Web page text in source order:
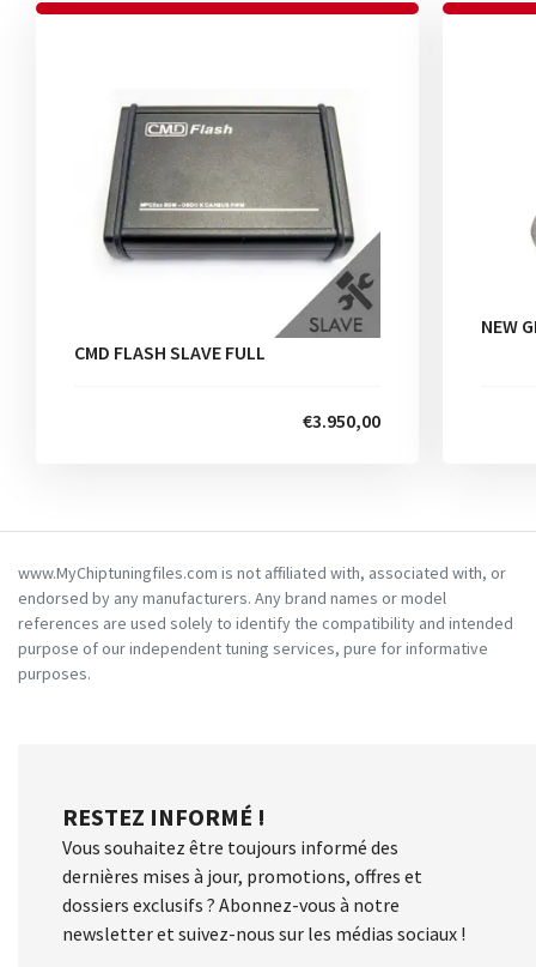
CMD FLASH SLAVE FULL
€3.950,00
NEW
www.MyChiptuningfiles.com is not affiliated with, associated with, or
endorsed by any manufacturers. Any brand names or model
references are used solely to identify the compatibility and intended
purpose of our independent tuning services, pure for informative
purposes.
RESTEZ INFORMÉ !
Vous souhaitez être toujours informé des
dernières mises à jour, promotions, offres et
dossiers exclusifs ? Abonnez-vous à notre
newsletter et suivez-nous sur les médias sociaux !